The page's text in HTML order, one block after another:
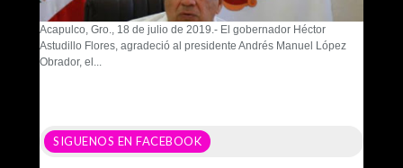
Acapulco, Gro., 18 de julio de 2019.- El gobernador Héctor
Astudillo Flores, agradeció al presidente Andrés Manuel López
Obrador, el...
SIGUENOS EN FACEBOOK